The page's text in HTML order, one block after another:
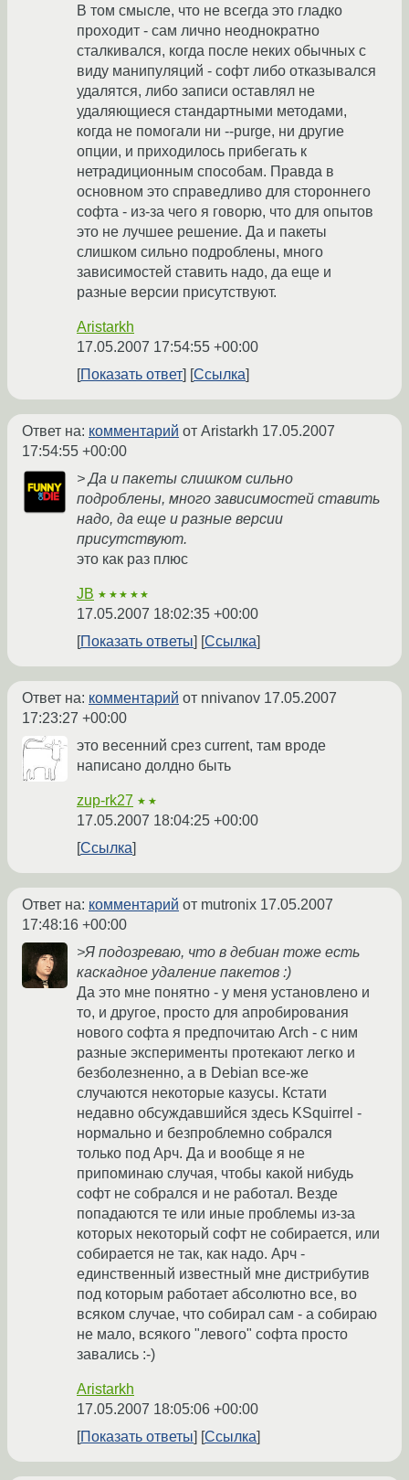
В том смысле, что не всегда это гладко
проходит - сам лично неоднократно
сталкивался, когда после неких обычных с
виду манипуляций - софт либо отказывался
удалятся, либо записи оставлял не
удаляющиеся стандартными методами,
когда не помогали ни --purge, ни другие
опции, и приходилось прибегать к
нетрадиционным способам. Правда в
основном это справедливо для стороннего
софта - из-за чего я говорю, что для опытов
это не лучшее решение. Да и пакеты
слишком сильно подроблены, много
зависимостей ставить надо, да еще и
разные версии присутствуют.
Aristarkh
17.05.2007 17:54:55 +00:00
Показать ответ
Ссылка
Ответ на: комментарий от Aristarkh 17.05.2007
17:54:55 +00:00
> Да и пакеты слишком сильно
подроблены, много зависимостей ставить
надо, да еще и разные версии
присутствуют.
это как раз плюс
JB ★★★★★
17.05.2007 18:02:35 +00:00
Показать ответы
Ссылка
Ответ на: комментарий от nnivanov 17.05.2007
17:23:27 +00:00
это весенний срез current, там вроде
написано долдно быть
zup-rk27 ★★
17.05.2007 18:04:25 +00:00
Ссылка
Ответ на: комментарий от mutronix 17.05.2007
17:48:16 +00:00
>Я подозреваю, что в дебиан тоже есть
каскадное удаление пакетов :)
Да это мне понятно - у меня установлено и
то, и другое, просто для апробирования
нового софта я предпочитаю Arch - с ним
разные эксперименты протекают легко и
безболезненно, а в Debian все-же
случаются некоторые казусы. Кстати
недавно обсуждавшийся здесь KSquirrel -
нормально и безпроблемно собрался
только под Арч. Да и вообще я не
припоминаю случая, чтобы какой нибудь
софт не собрался и не работал. Везде
попадаются те или иные проблемы из-за
которых некоторый софт не собирается, или
собирается не так, как надо. Арч -
единственный известный мне дистрибутив
под которым работает абсолютно все, во
всяком случае, что собирал сам - а собираю
не мало, всякого "левого" софта просто
завались :-)
Aristarkh
17.05.2007 18:05:06 +00:00
Показать ответы
Ссылка